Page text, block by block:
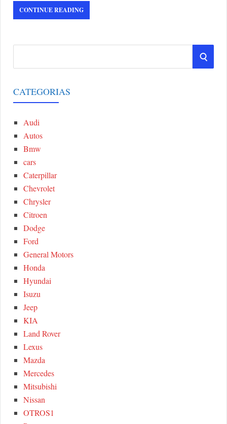
CONTINUE READING
r
c
S
CATEGORIAS
Audi
Autos
Bmw
cars
Caterpillar
Chevrolet
Chrysler
Citroen
Dodge
Ford
General Motors
Honda
Hyundai
Isuzu
Jeep
KIA
Land Rover
Lexus
Mazda
Mercedes
Mitsubishi
Nissan
OTROS1